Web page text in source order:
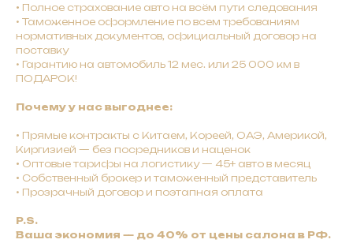
• Полное страхование авто на всём пути следования
• Таможенное оформление по всем требованиям
нормативных документов, официальный договор на
поставку
• Гарантию на автомобиль 12 мес. или 25 000 км в
ПОДАРОК!
Почему у нас выгоднее:
• Прямые контракты с Китаем, Кореей, ОАЭ, Америкой,
Киргизией — без посредников и наценок
• Оптовые тарифы на логистику — 45+ авто в месяц
• Собственный брокер и таможенный представитель
• Прозрачный договор и поэтапная оплата
P.S.
Ваша экономия — до 40% от цены салона в РФ.